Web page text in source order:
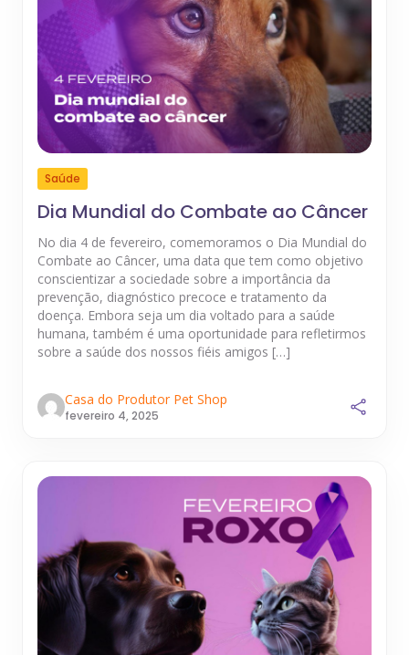
Saúde
Dia Mundial do Combate ao Câncer
No dia 4 de fevereiro, comemoramos o Dia Mundial do
Combate ao Câncer, uma data que tem como objetivo
conscientizar a sociedade sobre a importância da
prevenção, diagnóstico precoce e tratamento da
doença. Embora seja um dia voltado para a saúde
humana, também é uma oportunidade para refletirmos
sobre a saúde dos nossos fiéis amigos […]
Casa do Produtor Pet Shop
fevereiro 4, 2025